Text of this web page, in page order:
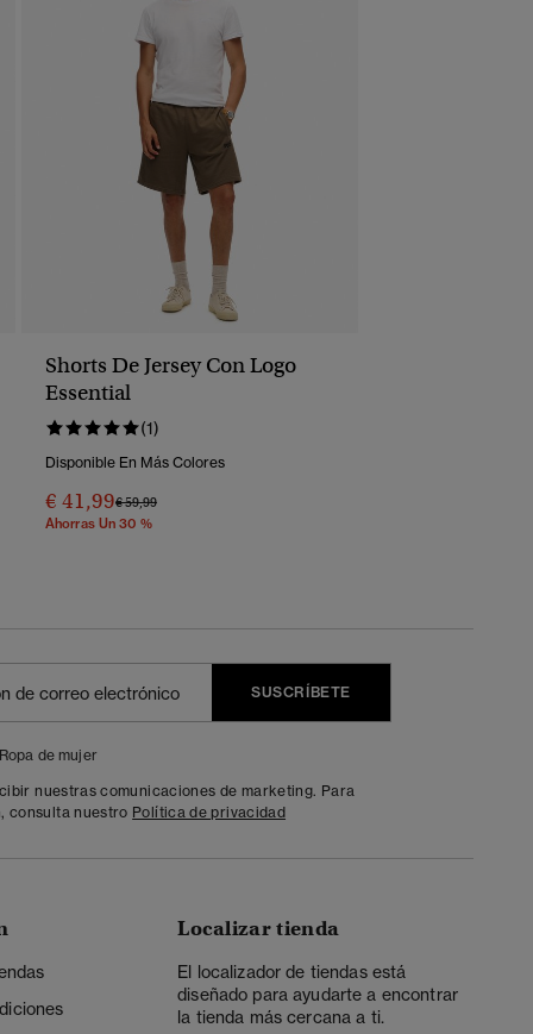
Shorts De Jersey Con Logo
Essential
(1)
Disponible En Más Colores
€ 41,99Precio Rebajado De
€ 59,99A
Ahorras Un 30 %
SUSCRÍBETE
de mujer
nuestras comunicaciones de marketing. Para
consulta nuestro Política de privacidad
Localizar tienda
El localizador de tiendas está
diseñado para ayudarte a encontrar
la tienda más cercana a ti.